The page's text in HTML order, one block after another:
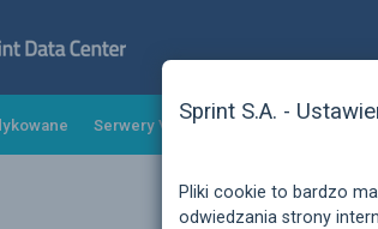
Serwery VPS Hosting Kolokacja
Sprint S.A. -
Pliki cookie to bardzo
odwiedzania strony